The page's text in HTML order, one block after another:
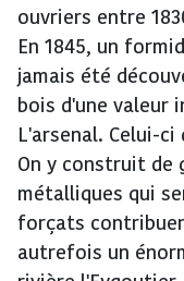
ouvriers entre
En 1845, un
jamais été
bois d'une valeur
L'arsenal. Celui-
On y construit de
métalliques qui
forçats
autrefois un